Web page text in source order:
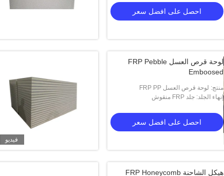
احصل على افضل سعر
لوحة قرص العسل FRP Pebble
Emboosed
منتج: لوحة قرص العسل FRP PP
إنهاء الجلد: جلد FRP منقوش
احصل على افضل سعر
فيديو
هيكل الشاحنة FRP Honeycomb